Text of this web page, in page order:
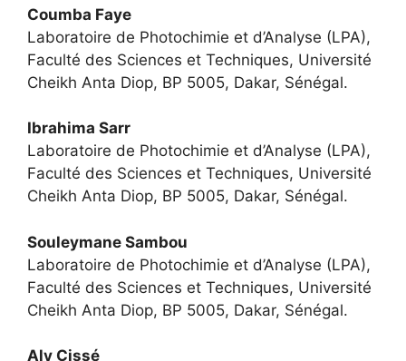
Coumba Faye
Laboratoire de Photochimie et d’Analyse (LPA),
Faculté des Sciences et Techniques, Université
Cheikh Anta Diop, BP 5005, Dakar, Sénégal.
Ibrahima Sarr
Laboratoire de Photochimie et d’Analyse (LPA),
Faculté des Sciences et Techniques, Université
Cheikh Anta Diop, BP 5005, Dakar, Sénégal.
Souleymane Sambou
Laboratoire de Photochimie et d’Analyse (LPA),
Faculté des Sciences et Techniques, Université
Cheikh Anta Diop, BP 5005, Dakar, Sénégal.
Aly Cissé